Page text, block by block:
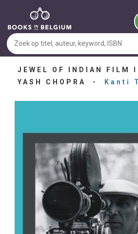
JEWEL OF INDIAN FILM
YASH CHOPRA -
Kanti